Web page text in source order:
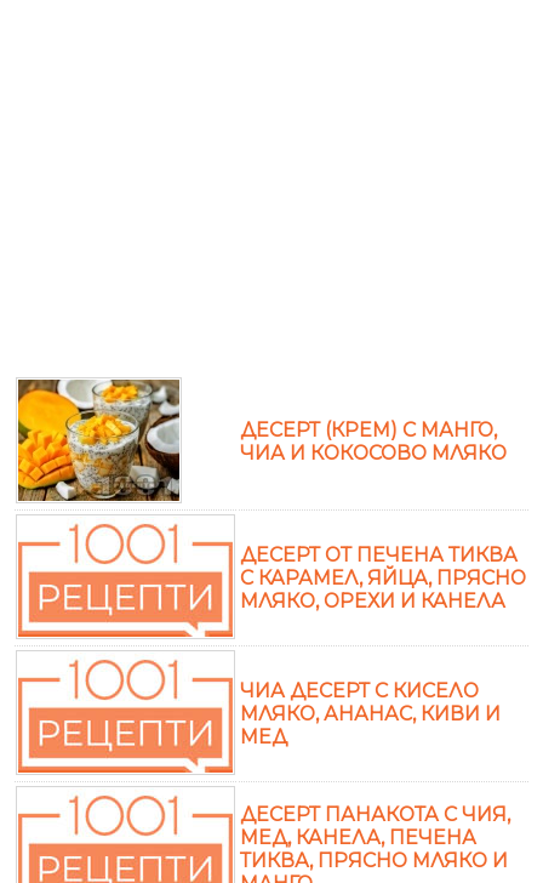
ДЕСЕРТ (КРЕМ) С МАНГО,
ЧИА И КОКОСОВО МЛЯКО
ДЕСЕРТ ОТ ПЕЧЕНА ТИКВА
С КАРАМЕЛ, ЯЙЦА, ПРЯСНО
МЛЯКО, ОРЕХИ И КАНЕЛА
ЧИА ДЕСЕРТ С КИСЕЛО
МЛЯКО, АНАНАС, КИВИ И
МЕД
ДЕСЕРТ ПАНАКОТА С ЧИЯ,
МЕД, КАНЕЛА, ПЕЧЕНА
ТИКВА, ПРЯСНО МЛЯКО И